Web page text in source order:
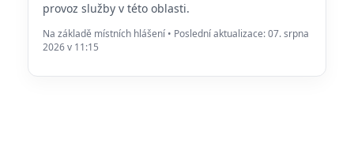
provoz služby v této oblasti.
Na základě místních hlášení • Poslední aktualizace: 07. srpna
2026 v 11:15